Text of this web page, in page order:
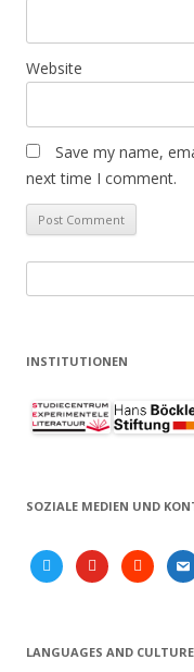
Website
Save my name,
next time I comment.
for:
INSTITUTIONEN
SOZIALE MEDIEN UND
twitter youtube
LANGUAGES AND